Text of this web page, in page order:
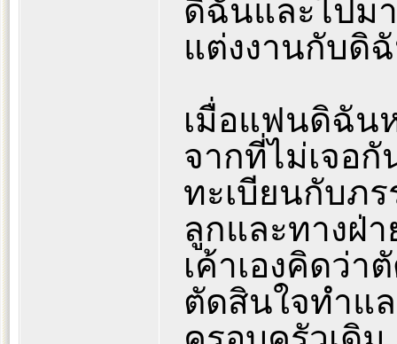
ดิฉันและไปม
แต่งงานกับดิ
เมื่อแฟนดิฉัน
จากที่ไม่เจอกั
ทะเบียนกับภร
ลูกและทางฝ่
เค้าเองคิดว่า
ตัดสินใจทำแ